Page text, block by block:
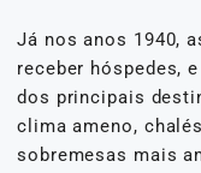
Já nos anos 1940,
receber hóspedes,
dos principais
clima ameno,
sobremesas mais